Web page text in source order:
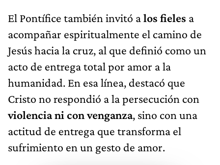
El Pontífice también invitó alos fieles a
acompañar espiritualmente el camino de
Jesús hacia la cruz, al que definió como un
acto de entrega total por amor a la
humanidad. En esa línea, destacó que
Cristo no respondió a la persecución con
violencia ni con venganza, sino con una
actitud de entrega que transforma el
sufrimiento en un gesto de amor.